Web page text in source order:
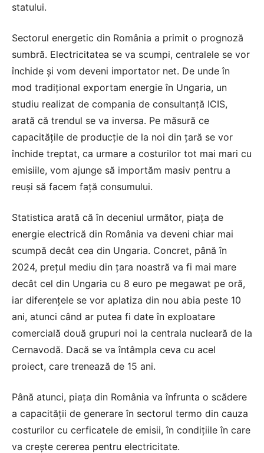
statului.
Sectorul energetic din România a primit o prognoză
sumbră. Electricitatea se va scumpi, centralele se vor
închide și vom deveni importator net. De unde în
mod tradițional exportam energie în Ungaria, un
studiu realizat de compania de consultanță ICIS,
arată că trendul se va inversa. Pe măsură ce
capacitățile de producție de la noi din țară se vor
închide treptat, ca urmare a costurilor tot mai mari cu
emisiile, vom ajunge să importăm masiv pentru a
reuși să facem față consumului.
Statistica arată că în deceniul următor, piața de
energie electrică din România va deveni chiar mai
scumpă decât cea din Ungaria. Concret, până în
2024, prețul mediu din țara noastră va fi mai mare
decât cel din Ungaria cu 8 euro pe megawat pe oră,
iar diferențele se vor aplatiza din nou abia peste 10
ani, atunci când ar putea fi date în exploatare
comercială două grupuri noi la centrala nucleară de la
Cernavodă. Dacă se va întâmpla ceva cu acel
proiect, care trenează de 15 ani.
Până atunci, piața din România va înfrunta o scădere
a capacității de generare în sectorul termo din cauza
costurilor cu cerficatele de emisii, în condițiile în care
va crește cererea pentru electricitate.